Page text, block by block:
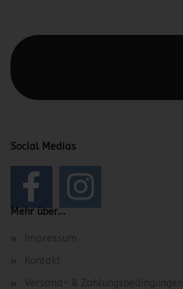
Social Medias
Mehr über...
Impressum
Kontakt
Versand- & Zahlungsbedingungen